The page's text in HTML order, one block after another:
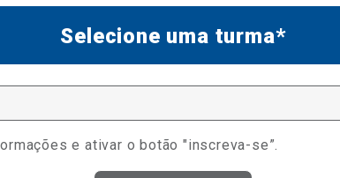
Selecione uma turma*
e ativar o botão "inscreva-se”.